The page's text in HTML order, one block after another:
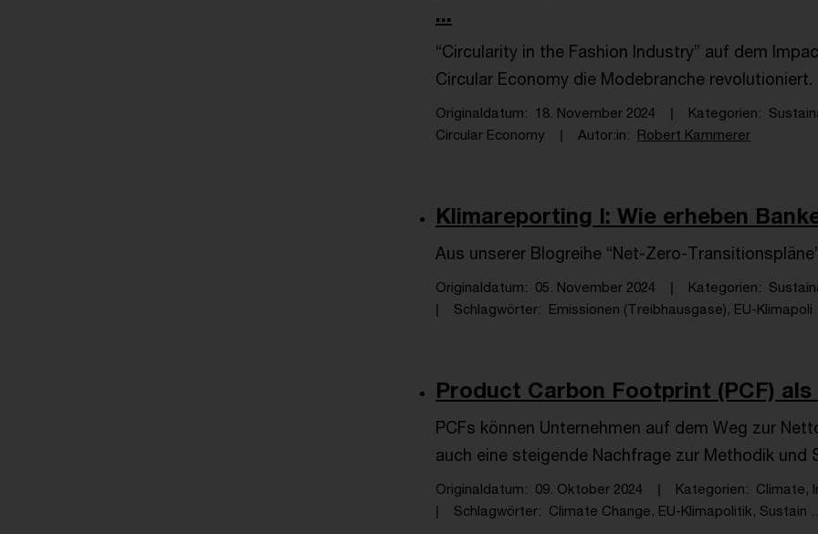
...
“Circularity in the Fashion Industry” auf dem
Circular Economy die Modebranche revolutioniert.
Originaldatum 18. November 2024 Kategorien
Circular Economy
Autor:in Robert Kammerer
Klimareporting I: Wie erheben
Aus unserer Blogreihe “Net-Zero-
Originaldatum 05. November 2024 Kategorien
Schlagwörter
Emissionen (Treibhausgase), EU-Klimapoli ...
Product Carbon Footprint (PCF)
PCFs können Unternehmen auf dem Weg zur
auch eine steigende Nachfrage zur Methodik
Originaldatum 09. Oktober 2024 Kategorien
Climate,
Schlagwörter
Climate Change, EU-Klimapolitik, Sustain ...